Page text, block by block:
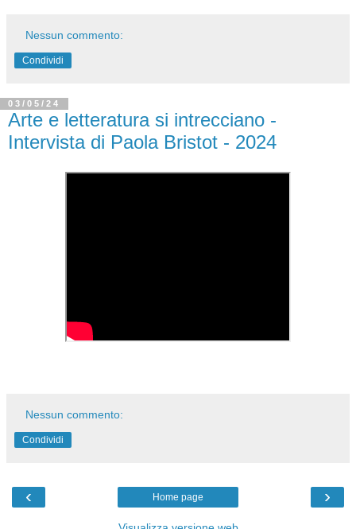
Nessun commento:
Condividi
03/05/24
Arte e letteratura si intrecciano -
Intervista di Paola Bristot - 2024
Nessun commento:
Condividi
‹ ›
Home page